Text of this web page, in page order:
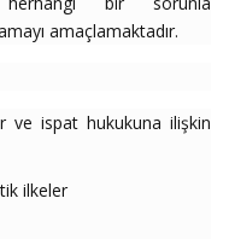
amaçlamaktadır.
ve ispat hukukuna ilişkin
ilkeler